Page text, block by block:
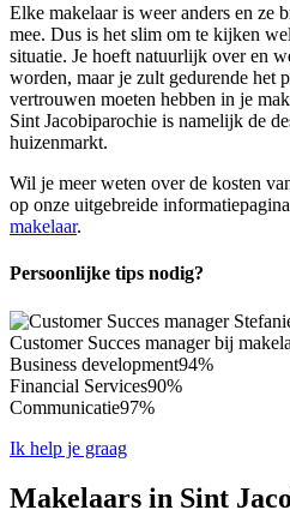
Elke makelaar is weer anders en ze
mee. Dus is het slim om te kijken
situatie. Je hoeft natuurlijk over en
worden, maar je zult gedurende het
vertrouwen moeten hebben in je
Sint Jacobiparochie is namelijk de
huizenmarkt.
Wil je meer weten over de kosten
op onze uitgebreide
makelaar.
Persoonlijke tips nodig?
Customer Succes manager bij
Business development94%
Financial Services90%
Communicatie97%
Ik help je graag
Makelaars in Sint